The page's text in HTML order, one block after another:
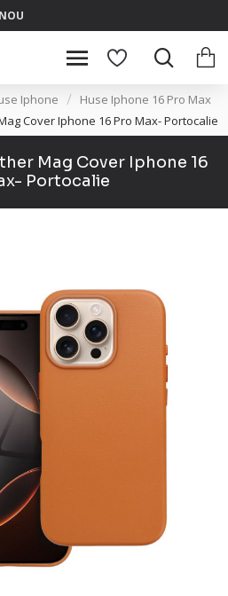
Iphone
Huse Iphone 16 Pro Max
Cover Iphone 16 Pro Max- Portocalie
Mag Cover Iphone 16
Portocalie